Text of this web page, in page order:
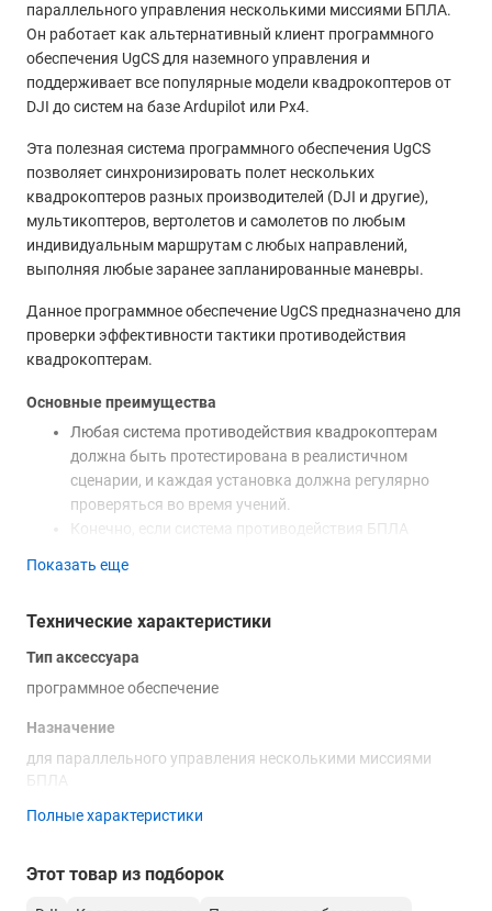
параллельного управления несколькими миссиями БПЛА.
Он работает как альтернативный клиент программного
обеспечения UgCS для наземного управления и
поддерживает все популярные модели квадрокоптеров от
DJI до систем на базе Ardupilot или Px4.
Эта полезная система программного обеспечения UgCS
позволяет синхронизировать полет нескольких
квадрокоптеров разных производителей (DJI и другие),
мультикоптеров, вертолетов и самолетов по любым
индивидуальным маршрутам с любых направлений,
выполняя любые заранее запланированные маневры.
Данное программное обеспечение UgCS предназначено для
проверки эффективности тактики противодействия
квадрокоптерам.
Основные преимущества
Любая система противодействия квадрокоптерам
должна быть протестирована в реалистичном
сценарии, и каждая установка должна регулярно
проверяться во время учений.
Конечно, если система противодействия БПЛА
потребительского класса, управляемый парнем,
Чтобы исключить такое вторжение, просто вручную
Но последние события в таких местах, как
американо-мексиканская граница и других "горячих"
организовать массовое вторжение квадрокоптеров.
сцену выходит UgCS Commander.
нескольких квадрокоптеров разных производителей
Показать еще
Технические характеристики
Тип аксессуара
программное обеспечение
Назначение
для параллельного управления несколькими миссиями
БПЛА
Полные характеристики
Этот товар из подборок